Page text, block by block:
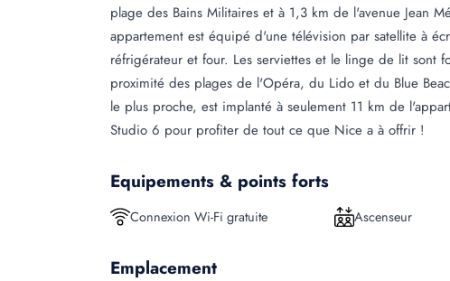
plage des Bains Militaires et à 1,3 km de l'avenue Jean
appartement est équipé d'une télévision par satellite à
réfrigérateur et four. Les serviettes et le linge de lit sont
proximité des plages de l'Opéra, du Lido et du Blue
le plus proche, est implanté à seulement 11 km de
Studio 6 pour profiter de tout ce que Nice a à offrir !
Equipements & points forts
Connexion Wi-Fi gratuite Ascenseur
Emplacement